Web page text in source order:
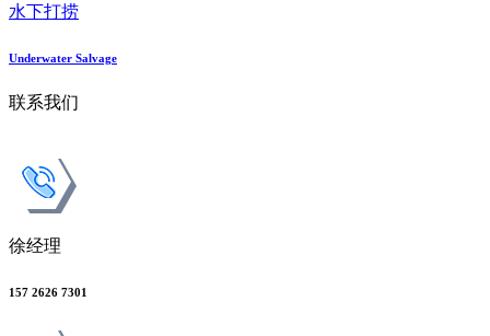
水下打捞
Underwater Salvage
联系我们
徐经理
157 2626 7301